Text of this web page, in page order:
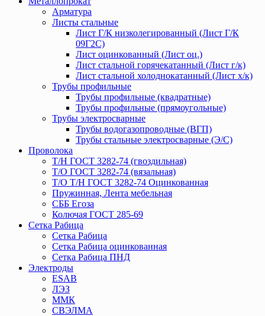
Арматура
Листы стальные
Лист Г/К низколегированный (Лист Г/К
09Г2С)
Лист оцинкованный (Лист оц.)
Лист стальной горячекатанный (Лист г/к)
Лист стальной холоднокатанный (Лист х/к)
Трубы профильные
Трубы профильные (квадратные)
Трубы профильные (прямоугольные)
Трубы электросварные
Трубы водогазопроводные (ВГП)
Трубы стальные электросварные (Э/С)
Проволока
Т/Н ГОСТ 3282-74 (гвоздильная)
Т/О ГОСТ 3282-74 (вязальная)
Т/О Т/Н ГОСТ 3282-74 Оцинкованная
Пружинная, Лента мебельная
СББ Егоза
Колючая ГОСТ 285-69
Сетка Рабица
Сетка Рабица
Сетка Рабица оцинкованная
Сетка Рабица ПНД
Электроды
ESAB
ЛЭЗ
ММК
СВЭЛМА